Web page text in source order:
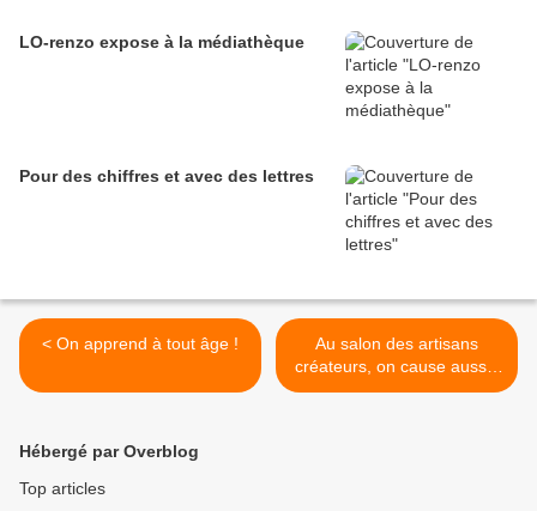
LO-renzo expose à la médiathèque
Pour des chiffres et avec des lettres
< On apprend à tout âge !
Au salon des artisans
créateurs, on cause aussi !
>
Hébergé par Overblog
Top articles